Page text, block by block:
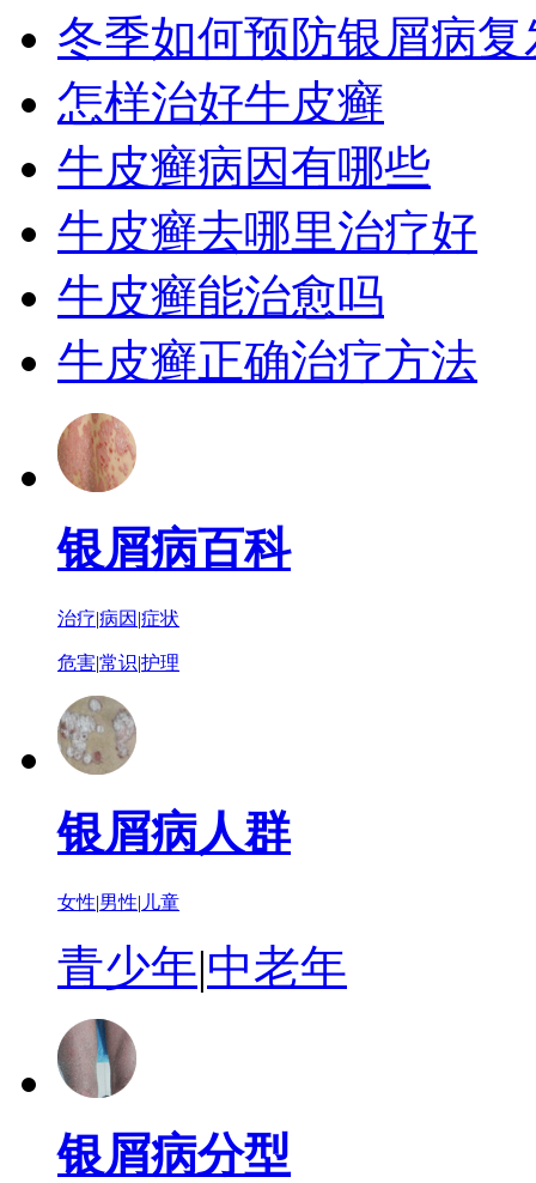
冬季如何预防银屑病复
怎样治好牛皮癣
牛皮癣病因有哪些
牛皮癣去哪里治疗好
牛皮癣能治愈吗
牛皮癣正确治疗方法
银屑病百科
治疗|病因 |症状
危害|常识|护理
银屑病人群
女性|男性| 儿童
青少年|中老年
银屑病分型